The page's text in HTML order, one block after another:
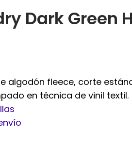
Dark Green
algodón fleece, corte
en técnica de vinil textil.